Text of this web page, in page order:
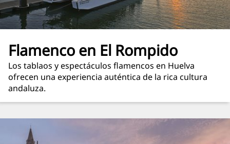
Flamenco en El Rompido
Los tablaos y espectáculos flamencos en Huelva
ofrecen una experiencia auténtica de la rica cultura
andaluza.